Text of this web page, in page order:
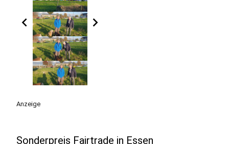
chevron_left chevron_right
Anzeige
Sonderpreis Fairtrade in Essen